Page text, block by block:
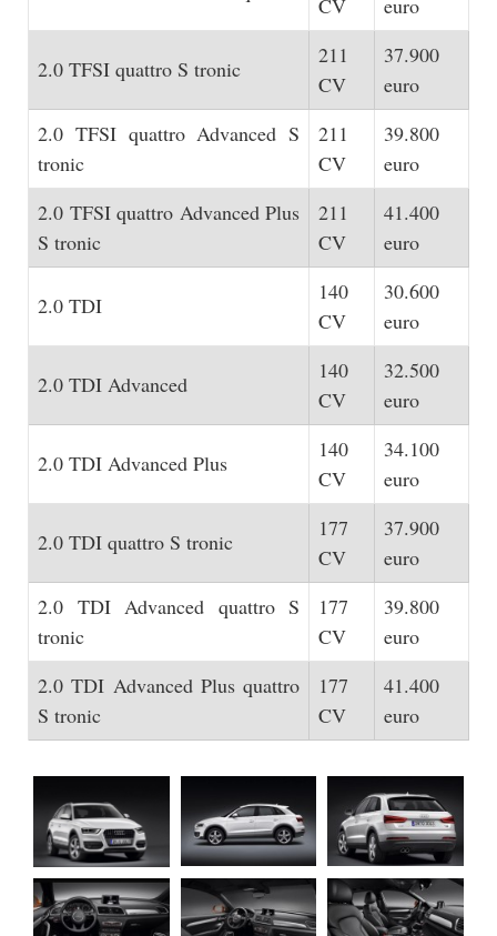
CV
euro
2.0 TFSI quattro S tronic
211
CV
37.900
euro
2.0 TFSI quattro Advanced S
tronic
211
CV
39.800
euro
2.0 TFSI quattro Advanced Plus
S tronic
211
CV
41.400
euro
2.0 TDI
140
CV
30.600
euro
2.0 TDI Advanced
140
CV
32.500
euro
2.0 TDI Advanced Plus
140
CV
34.100
euro
2.0 TDI quattro S tronic
177
CV
37.900
euro
2.0 TDI Advanced quattro S
tronic
177
CV
39.800
euro
2.0 TDI Advanced Plus quattro
S tronic
177
CV
41.400
euro